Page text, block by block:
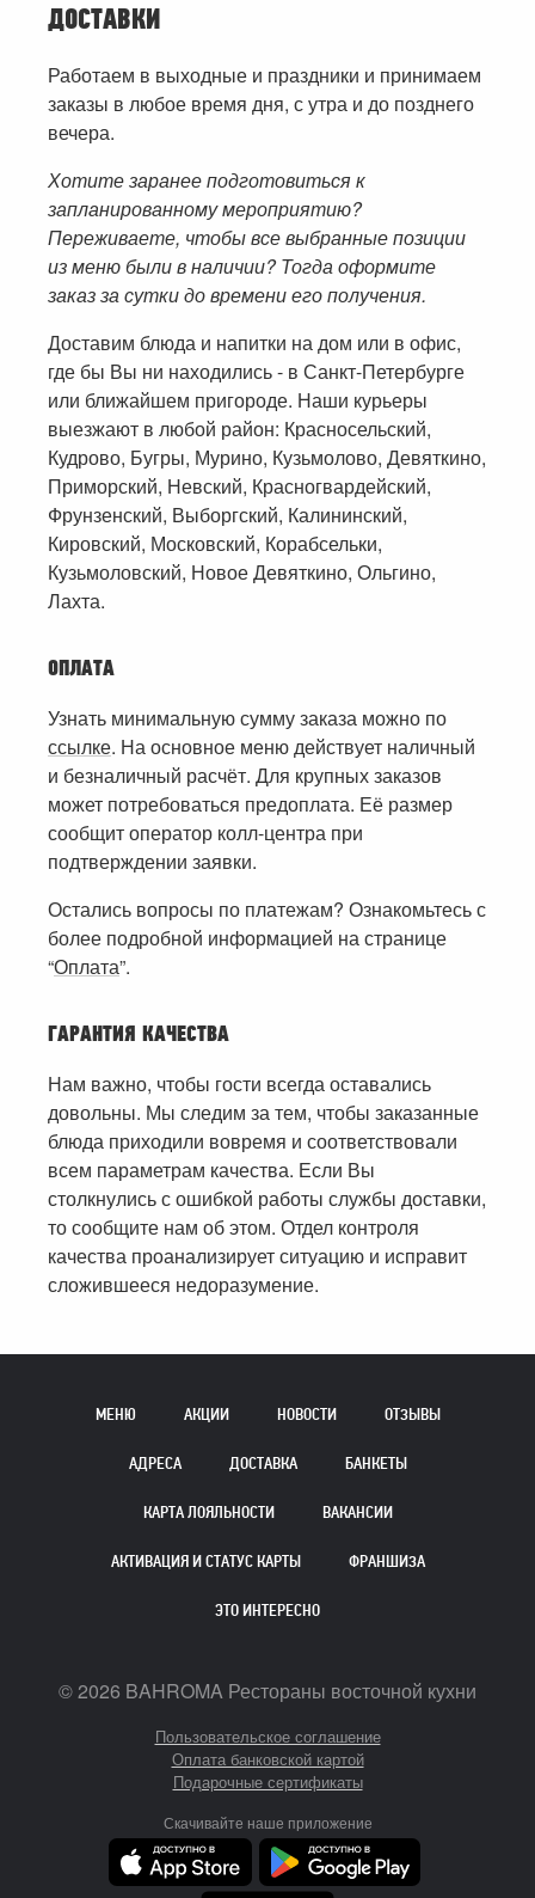
ДОСТАВКИ
Работаем в выходные и праздники и принимаем
заказы в любое время дня, с утра и до позднего
вечера.
Хотите заранее подготовиться к
запланированному мероприятию?
Переживаете, чтобы все выбранные позиции
из меню были в наличии? Тогда оформите
заказ за сутки до времени его получения.
Доставим блюда и напитки на дом или в офис,
где бы Вы ни находились - в Санкт-Петербурге
или ближайшем пригороде. Наши курьеры
выезжают в любой район: Красносельский,
Кудрово, Бугры, Мурино, Кузьмолово, Девяткино,
Приморский, Невский, Красногвардейский,
Фрунзенский, Выборгский, Калининский,
Кировский, Московский, Корабсельки,
Кузьмоловский, Новое Девяткино, Ольгино,
Лахта.
ОПЛАТА
Узнать минимальную сумму заказа можно по
ссылке. На основное меню действует наличный
и безналичный расчёт. Для крупных заказов
может потребоваться предоплата. Её размер
сообщит оператор колл-центра при
подтверждении заявки.
Остались вопросы по платежам? Ознакомьтесь с
более подробной информацией на странице
“Оплата”.
ГАРАНТИЯ КАЧЕСТВА
Нам важно, чтобы гости всегда оставались
довольны. Мы следим за тем, чтобы заказанные
блюда приходили вовремя и соответствовали
всем параметрам качества. Если Вы
столкнулись с ошибкой работы службы доставки,
то сообщите нам об этом. Отдел контроля
качества проанализирует ситуацию и исправит
сложившееся недоразумение.
МЕНЮ АКЦИИ НОВОСТИ ОТЗЫВЫ
АДРЕСА ДОСТАВКА БАНКЕТЫ
КАРТА ЛОЯЛЬНОСТИ ВАКАНСИИ
АКТИВАЦИЯ И СТАТУС КАРТЫ ФРАНШИЗА
ЭТО ИНТЕРЕСНО
©2026 BAHROMA Рестораны восточной кухни
Пользовательское соглашение
Оплата банковской картой
Подарочные сертификаты
Скачивайте наше приложение